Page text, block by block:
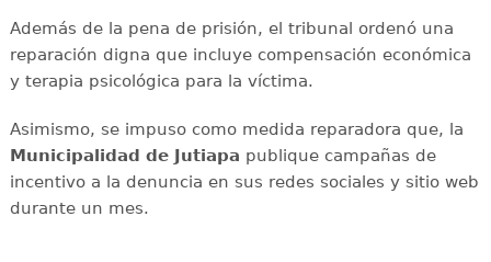
Además de la pena de prisión, el tribunal ordenó una
reparación digna que incluye compensación económica
y terapia psicológica para la víctima.
Asimismo, se impuso como medida reparadora que, la
Municipalidad de Jutiapa publique campañas de
incentivo a la denuncia en sus redes sociales y sitio web
durante un mes.